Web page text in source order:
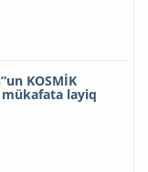
KOSMİK
mükafata layiq